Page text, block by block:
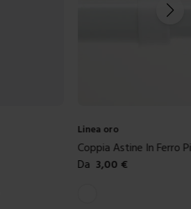
Linea oro
Coppia Astine In Ferro
Da 3,00 €